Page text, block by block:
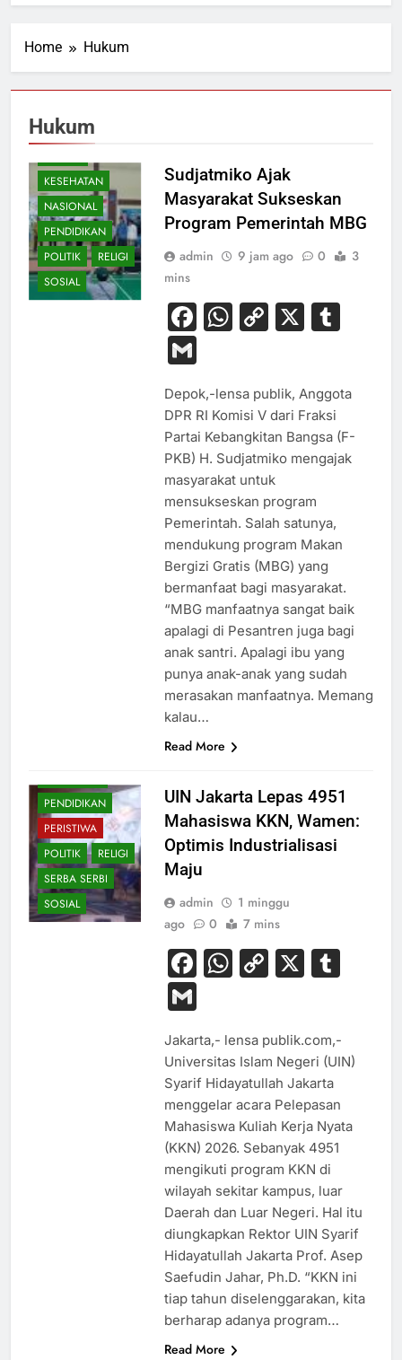
Home Hukum
Hukum
EKONOMI
KESEHATAN
NASIONAL
PENDIDIKAN
POLITIK
RELIGI
SOSIAL
Sudjatmiko Ajak
Masyarakat Sukseskan
Program Pemerintah MBG
admin 9 jam ago 0
3
mins
Facebook
WhatsApp
Copy
X
Gmail
Depok,-lensa publik, Anggota
DPR RI Komisi V dari Fraksi
Partai Kebangkitan Bangsa (F-
PKB) H. Sudjatmiko mengajak
masyarakat untuk
mensukseskan program
Pemerintah. Salah satunya,
mendukung program Makan
Bergizi Gratis (MBG) yang
bermanfaat bagi masyarakat.
“MBG manfaatnya sangat baik
apalagi di Pesantren juga bagi
anak santri. Apalagi ibu yang
punya anak-anak yang sudah
merasakan manfaatnya. Memang
kalau…
Read More
PENDIDIKAN
PERISTIWA
POLITIK
RELIGI
SERBA SERBI
SOSIAL
UIN Jakarta Lepas 4951
Mahasiswa KKN, Wamen:
Optimis Industrialisasi
Maju
admin
1 minggu
ago
0 7 mins
Facebook
WhatsApp
Copy
X
Gmail
Jakarta,- lensa publik.com,-
Universitas Islam Negeri (UIN)
Syarif Hidayatullah Jakarta
menggelar acara Pelepasan
Mahasiswa Kuliah Kerja Nyata
(KKN) 2026. Sebanyak 4951
mengikuti program KKN di
wilayah sekitar kampus, luar
Daerah dan Luar Negeri. Hal itu
diungkapkan Rektor UIN Syarif
Hidayatullah Jakarta Prof. Asep
Saefudin Jahar, Ph.D. “KKN ini
tiap tahun diselenggarakan, kita
berharap adanya program…
Read More